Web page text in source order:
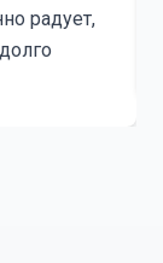
радует,